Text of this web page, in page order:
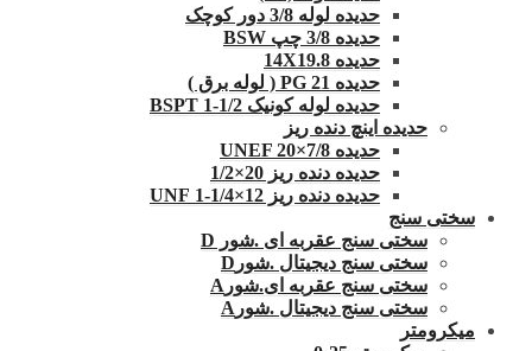
حدیده لوله 3/8 دور کوچک
حدیده 3/8 چپ BSW
حدیده 14X19.8
حدیده 21 PG ( لوله برق )
حدیده لوله کونیک 1/2-1 BSPT
حدیده اینچ دنده ریز
حدیده UNEF 20×7/8
حدیده دنده ریز 20×1/2
حدیده دنده ریز 12×1/4-1 UNF
سختی سنج
سختی سنج عقربه ای .شور D
سختی سنج دیجیتال .شورD
سختی سنج عقربه ای.شورA
سختی سنج دیجیتال .شورA
میکرومتر